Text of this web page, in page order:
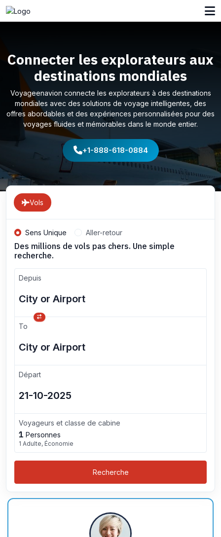
Connecter les explorateurs aux
destinations mondiales
Voyageenavion connecte les explorateurs à des destinations
mondiales avec des solutions de voyage intelligentes, des
offres abordables et des expériences personnalisées pour des
voyages fluides et mémorables dans le monde entier.
+1-888-618-0884
Vols
Sens Unique Aller-retour
Des millions de vols pas chers. Une simple
recherche.
Depuis
To
Départ
Voyageurs et classe de cabine
1 Personnes
1 Adulte, Économie
Recherche